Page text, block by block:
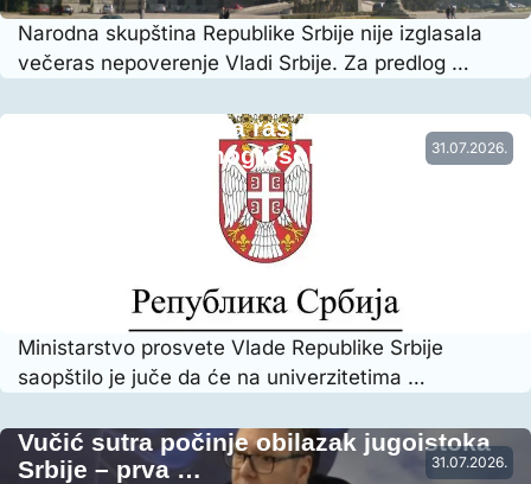
Narodna skupština Republike Srbije nije izglasala
večeras nepoverenje Vladi Srbije. Za predlog …
31.07.2026.
Vraćena prethodna raspodela radnog
vremena nastavnog osoblja…
Ministarstvo prosvete Vlade Republike Srbije
saopštilo je juče da će na univerzitetima …
31.07.2026.
Vučić sutra počinje obilazak jugoistoka
Srbije – prva …